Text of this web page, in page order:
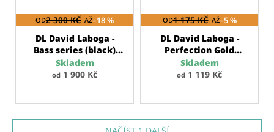
OD2 300 KČ AŽ–18 %
DL David Laboga -
Bass series (black)
nástrojový kabel
Skladem
od 1 900 Kč
OD1 175 KČ AŽ–5 %
DL David Laboga -
Perfection Gold
seriesnástrojový
kabel
Skladem
od 1 119 Kč